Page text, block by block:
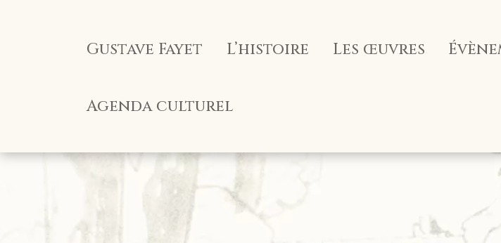
Gustave Fayet L’histoire Les œuvres
Agenda culturel